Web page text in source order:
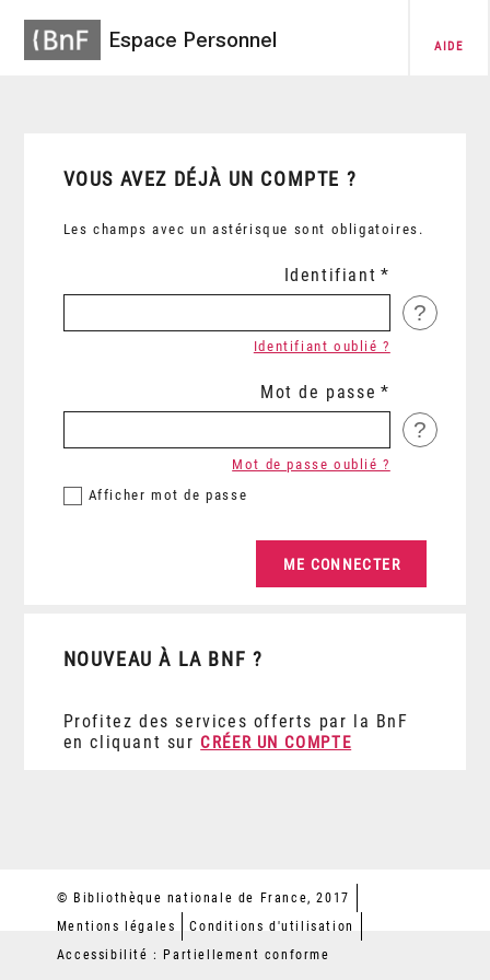
Espace Personnel AIDE
VOUS AVEZ DÉJÀ UN COMPTE ?
Les champs avec un astérisque sont obligatoires.
Identifiant
?
Identifiant oublié ?
Mot de passe
?
Afficher mot de passe
Mot de passe oublié ?
NOUVEAU À LA BNF ?
Profitez des services offerts par la BnF
en cliquant sur CRÉER UN COMPTE
© Bibliothèque nationale de France, 2017
Mentions légales
Conditions d'utilisation
Accessibilité : Partiellement conforme